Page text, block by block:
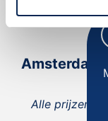
Reviews
Amsterdam
Alle prijzen